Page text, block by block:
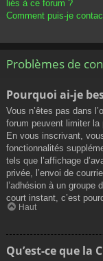
liés à ce forum ?
Comment puis-je
Problèmes de
Pourquoi ai-je
Vous n’êtes pas dans
forum peuvent limiter la
En vous inscrivant,
fonctionnalités
tels que l’affichage
privée, l’envoi de
l’adhésion à un groupe
court instant, c’est
Haut
Qu’est-ce que la